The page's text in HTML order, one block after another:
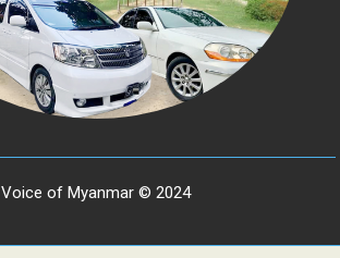
Voice of Myanmar © 2024